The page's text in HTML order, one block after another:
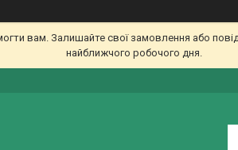
вам. Залишайте свої замовлення або
найближчого робочого дня.